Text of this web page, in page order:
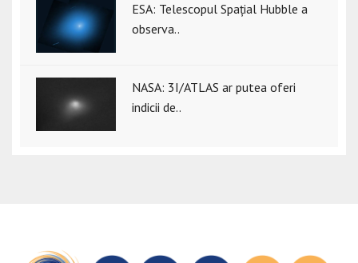
ESA: Telescopul Spațial Hubble a
observa..
NASA: 3I/ATLAS ar putea oferi
indicii de..